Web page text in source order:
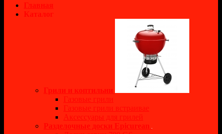
Главная
Каталог
Грили и коптильни
Газовые грили
Газовые грили встраивае
Аксессуары для грилей
Разделочные доски Epicurean